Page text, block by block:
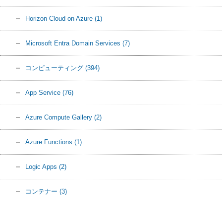
Horizon Cloud on Azure (1)
Microsoft Entra Domain Services (7)
コンピューティング (394)
App Service (76)
Azure Compute Gallery (2)
Azure Functions (1)
Logic Apps (2)
コンテナー (3)